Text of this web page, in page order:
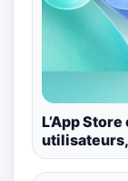
L’App